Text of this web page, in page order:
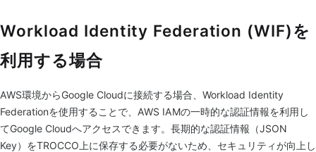
Workload Identity Federation (WIF)を
利用する場合
AWS環境からGoogle Cloudに接続する場合、Workload Identity
Federationを使用することで、AWS IAMの一時的な認証情報を利用し
てGoogle Cloudへアクセスできます。長期的な認証情報（JSON
Key）をTROCCO上に保存する必要がないため、セキュリティが向上し